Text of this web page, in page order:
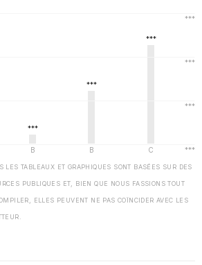
LES TABLEAUX ET GRAPHIQUES SONT BASÉES SUR DES
PUBLIQUES ET, BIEN QUE NOUS FASSIONS TOUT
ELLES PEUVENT NE PAS COÏNCIDER AVEC LES